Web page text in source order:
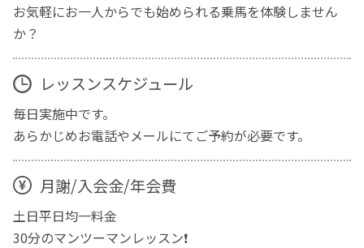
お気軽にお一人からでも始められる乗馬を体験しません
か？
レッスンスケジュール
毎日実施中です。
あらかじめお電話やメールにてご予約が必要です。
月謝/入会金/年会費
土日平日均一料金
30分のマンツーマンレッスン❗️